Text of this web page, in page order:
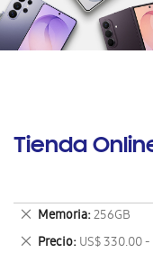
Tienda
Memoria 256GB
Eliminar
este
artículo
Precio US$ 330.00
Eliminar